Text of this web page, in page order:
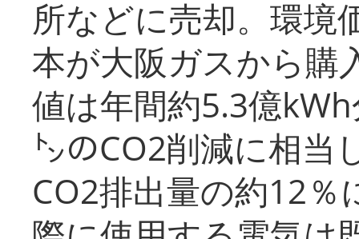
所などに売却。環境
本が大阪ガスから購
値は年間約5.3億
㌧のCO2削減に相当
CO2排出量の約12％